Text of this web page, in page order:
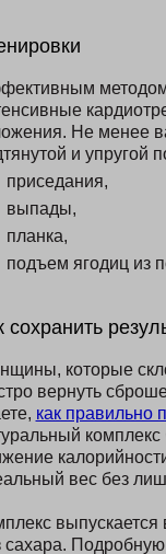
методом
Не менее
и упругой
приседания,
выпады,
планка,
подъем ягодиц из
сохранить
которые
вернуть
как правильно
вес без
сахара.